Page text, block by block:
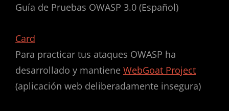
Guía de Pruebas OWASP 3.0 (Español)
Card
Para practicar tus ataques OWASP ha
desarrollado y mantiene WebGoat Project
(aplicación web deliberadamente insegura)